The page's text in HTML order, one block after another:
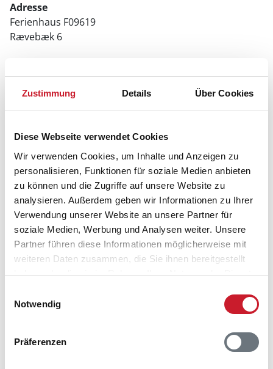
Zustimmung Details Über Cookies
Diese Webseite verwendet Cookies
Wir verwenden Cookies, um Inhalte und Anzeigen zu
personalisieren, Funktionen für soziale Medien anbieten
zu können und die Zugriffe auf unsere Website zu
analysieren. Außerdem geben wir Informationen zu Ihrer
Verwendung unserer Website an unsere Partner für
soziale Medien, Werbung und Analysen weiter. Unsere
Partner führen diese Informationen möglicherweise mit
weiteren Daten zusammen, die Sie ihnen bereitgestellt
haben oder die sie im Rahmen Ihrer Nutzung der Dienste
Notwendig
Präferenzen
Adresse
Ferienhaus F09619
Rævebæk 6